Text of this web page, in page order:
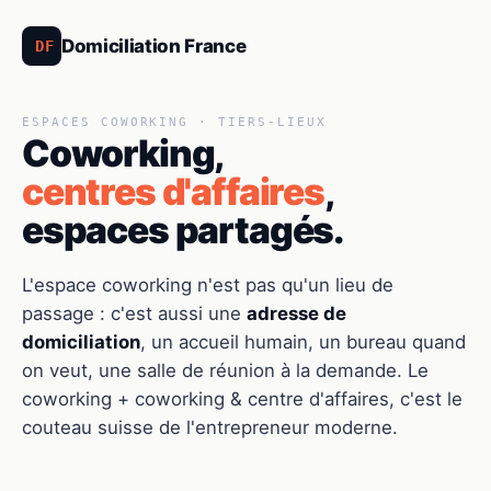
DF Domiciliation France
ESPACES COWORKING · TIERS-LIEUX
Coworking,
centres d'affaires,
espaces partagés.
L'espace coworking n'est pas qu'un lieu de
passage : c'est aussi une adresse de
domiciliation, un accueil humain, un bureau quand
on veut, une salle de réunion à la demande. Le
coworking + coworking & centre d'affaires, c'est le
couteau suisse de l'entrepreneur moderne.